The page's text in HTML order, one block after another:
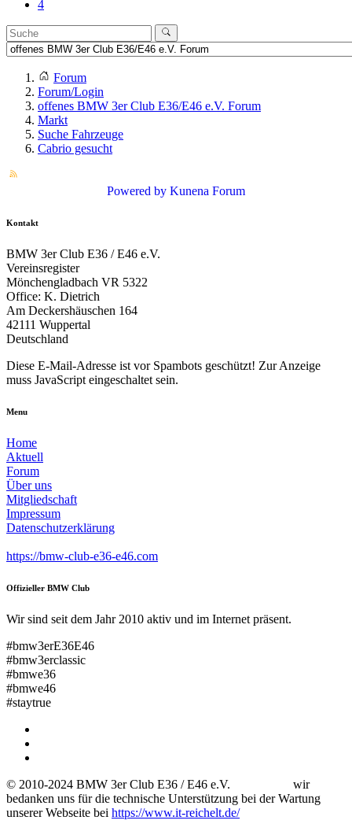
4
Forum
Forum/Login
offenes BMW 3er Club E36/E46 e.V. Forum
Markt
Suche Fahrzeuge
Cabrio gesucht
Powered by Kunena Forum
Kontakt
BMW 3er Club E36 / E46 e.V.
Vereinsregister
Mönchengladbach VR 5322
Office: K. Dietrich
Am Deckershäuschen 164
42111 Wuppertal
Deutschland
Diese E-Mail-Adresse ist vor Spambots geschützt! Zur Anzeige
muss JavaScript eingeschaltet sein.
Menu
Home
Aktuell
Forum
Über uns
Mitgliedschaft
Impressum
Datenschutzerklärung
https://bmw-club-e36-e46.com
Offizieller BMW Club
Wir sind seit dem Jahr 2010 aktiv und im Internet präsent.
#bmw3erE36E46
#bmw3erclassic
#bmwe36
#bmwe46
#staytrue
© 2010-2024 BMW 3er Club E36 / E46 e.V. wir
bedanken uns für die technische Unterstützung bei der Wartung
unserer Webseite bei https://www.it-reichelt.de/